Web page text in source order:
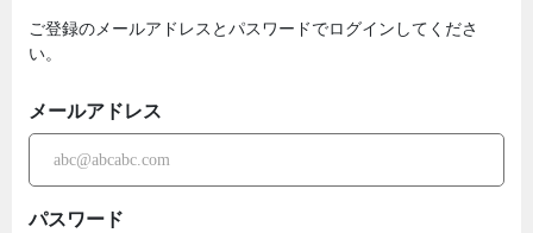
ご登録のメールアドレスとパスワードでログインしてくださ
い。
メールアドレス
パスワード